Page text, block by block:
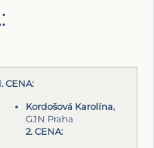
CENA:
Kordošová Karolína,
GJN Praha
2. CENA: